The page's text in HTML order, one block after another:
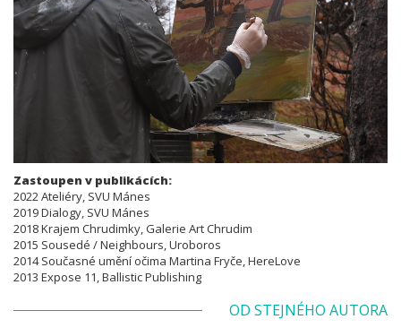
Zastoupen v publikácích:
2022 Ateliéry, SVU Mánes
2019 Dialogy, SVU Mánes
2018 Krajem Chrudimky, Galerie Art Chrudim
2015 Sousedé / Neighbours, Uroboros
2014 Současné umění očima Martina Fryče, HereLove
2013 Expose 11, Ballistic Publishing
OD STEJNÉHO AUTORA